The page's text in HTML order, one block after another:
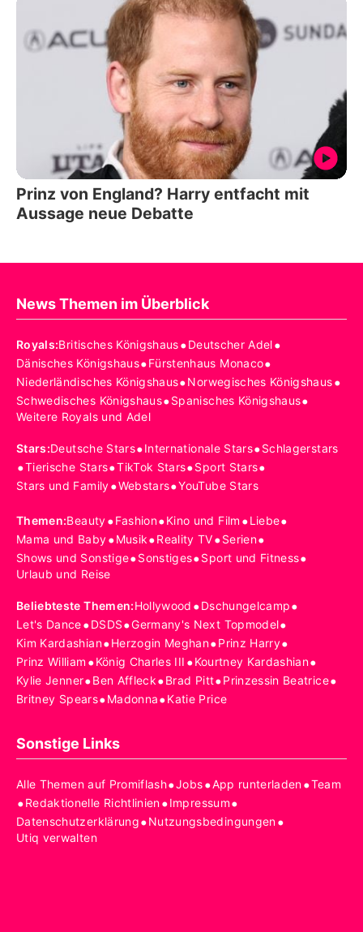
Prinz von England? Harry entfacht mit
Aussage neue Debatte
News Themen im Überblick
Royals:Britisches Königshaus•Deutscher Adel•
Dänisches Königshaus•Fürstenhaus Monaco•
Niederländisches Königshaus•Norwegisches Königshaus•
Schwedisches Königshaus•Spanisches Königshaus•
Weitere Royals und Adel
Stars:Deutsche Stars•Internationale Stars•Schlagerstars
•Tierische Stars•TikTok Stars•Sport Stars•
Stars und Family•Webstars•YouTube Stars
Themen:Beauty•Fashion•Kino und Film •Liebe•
Mama und Baby•Musik•Reality TV•Serien•
Shows und Sonstige•Sonstiges•Sport und Fitness•
Urlaub und Reise
Beliebteste Themen:Hollywood •Dschungelcamp•
Let's Dance•DSDS•Germany's Next Topmodel•
Kim Kardashian•Herzogin Meghan•Prinz Harry•
Prinz William •König Charles III •Kourtney Kardashian•
Kylie Jenner•Ben Affleck•Brad Pitt•Prinzessin Beatrice•
Britney Spears•Madonna•Katie Price
Sonstige Links
Alle Themen auf Promiflash•Jobs•App runterladen•Team
•Redaktionelle Richtlinien•Impressum•
Datenschutzerklärung•Nutzungsbedingungen•
Utiq verwalten